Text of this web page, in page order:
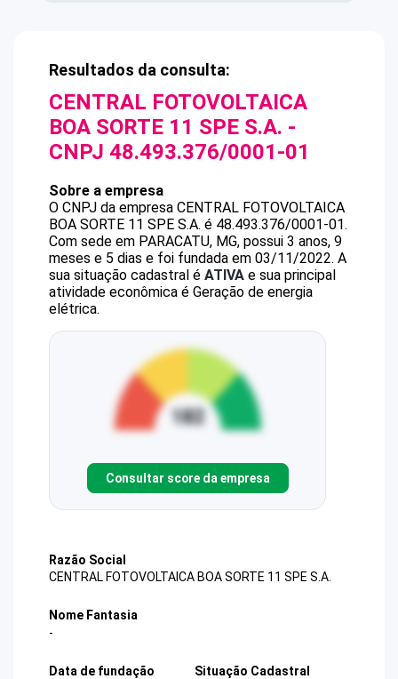
Resultados da consulta:
CENTRAL FOTOVOLTAICA
BOA SORTE 11 SPE S.A. -
CNPJ 48.493.376/0001-01
Sobre a empresa
O CNPJ da empresa CENTRAL FOTOVOLTAICA
BOA SORTE 11 SPE S.A. é 48.493.376/0001-01.
Com sede em PARACATU, MG, possui 3 anos, 9
meses e 5 dias e foi fundada em 03/11/2022. A
sua situação cadastral é ATIVA e sua principal
atividade econômica é Geração de energia
elétrica.
Consultar score da empresa
Razão Social
CENTRAL FOTOVOLTAICA BOA SORTE 11 SPE S.A.
Nome Fantasia
-
Data de fundação
Situação Cadastral